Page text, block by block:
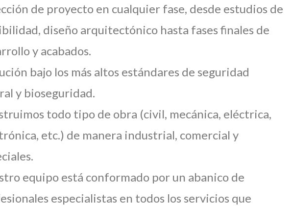
de proyecto en cualquier fase, desde estudios de
diseño arquitectónico hasta fases finales de
y acabados.
bajo los más altos estándares de seguridad
y bioseguridad.
todo tipo de obra (civil, mecánica, eléctrica,
etc.) de manera industrial, comercial y
equipo está conformado por un abanico de
especialistas en todos los servicios que